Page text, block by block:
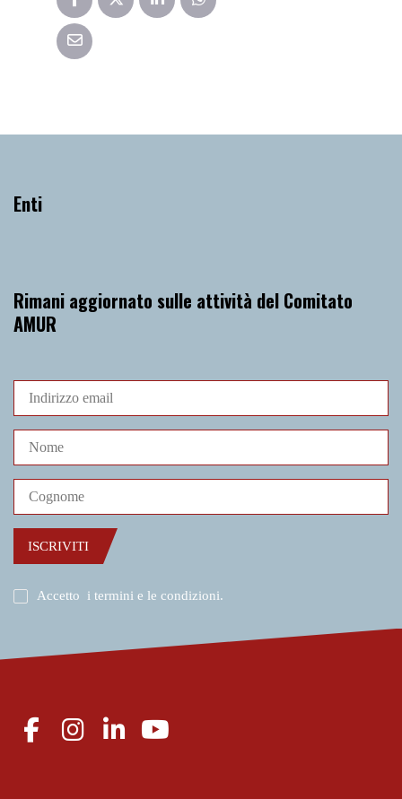
Enti
Rimani aggiornato sulle attività del Comitato
AMUR
ISCRIVITI
Accetto i termini e le condizioni.